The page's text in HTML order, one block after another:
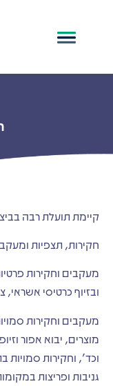
קיימת תועלת רבה
חקירות, תצפיות
מעקבים וחקירות
ובזיוף כרטיסי אשראי,
מעקבים וחקירות
מוצרים, יבוא אפור
וכד', וחקירות סמויות
גניבות ופריצות